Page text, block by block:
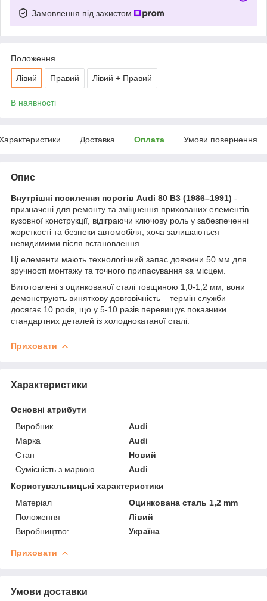
Замовлення під захистом
Положення
Лівий Правий Лівий + Правий
В наявності
Доставка Оплата Умови повернення
Опис
Внутрішні посилення порогів Audi 80 B3 (1986–1991) -
призначені для ремонту та зміцнення прихованих елементів
кузовної конструкції, відіграючи ключову роль у забезпеченні
жорсткості та безпеки автомобіля, хоча залишаються
невидимими після встановлення.
Ці елементи мають технологічний запас довжини 50 мм для
зручності монтажу та точного припасування за місцем.
Виготовлені з оцинкованої сталі товщиною 1,0-1,2 мм, вони
демонструють виняткову довговічність – термін служби
досягає 10 років, що у 5-10 разів перевищує показники
стандартних деталей із холоднокатаної сталі.
Приховати
Характеристики
Основні атрибути
Виробник
Audi
Марка
Audi
Стан
Новий
Сумісність з маркою
Audi
Користувальницькі характеристики
Матеріал
Оцинкована сталь 1,2 mm
Положення
Лівий
Виробництво:
Україна
Приховати
Умови доставки